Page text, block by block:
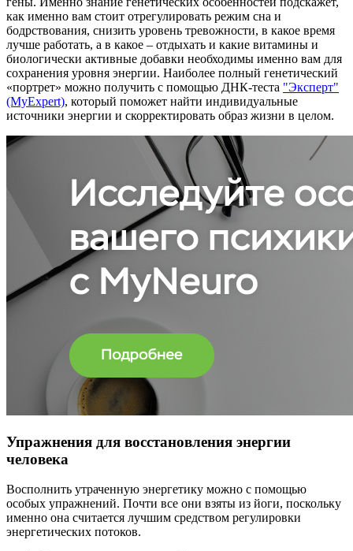
как именно вам стоит отрегулировать режим сна и
бодрствования, снизить уровень тревожности, в какое время
лучше работать, а в какое – отдыхать и какие витамины и
биологически активные добавки необходимы именно вам для
сохранения уровня энергии. Наиболее полный генетический
«портрет» можно получить с помощью ДНК-теста "Эксперт"
(MyExpert), который поможет найти индивидуальные
источники энергии и скорректировать образ жизни в целом.
Упражнения для восстановления энергии
человека
Восполнить утраченную энергетику можно с помощью
особых упражнений. Почти все они взяты из йоги, поскольку
именно она считается лучшим средством регулировки
энергетических потоков.